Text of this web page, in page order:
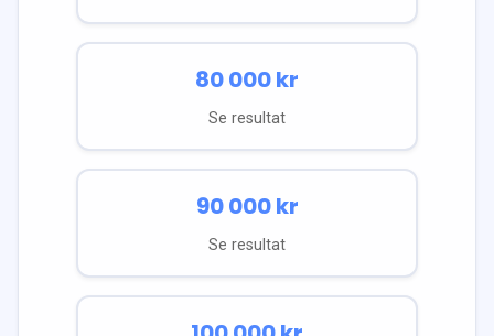
80 000kr
Se resultat
90 000kr
Se resultat